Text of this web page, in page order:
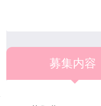
募集内容